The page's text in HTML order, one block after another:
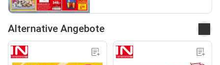
Alternative Angebote